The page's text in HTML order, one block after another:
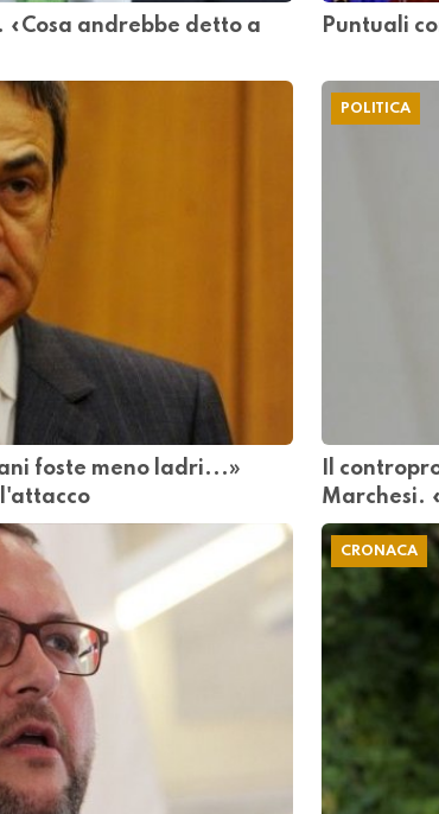
andrebbe detto a
Puntuali
foste meno ladri...»
POLITICA
Il
Marchesi.
CRONACA